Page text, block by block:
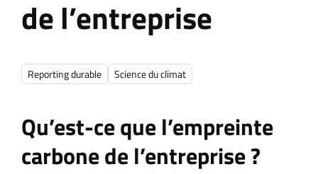
de l’entreprise
Reporting durable Science du climat
Qu’est-ce que l’empreinte
carbone de l’entreprise ?